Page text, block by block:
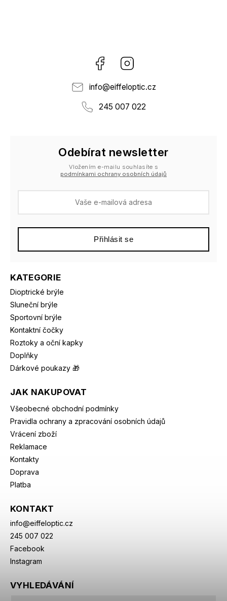
Facebook
info@eiffeloptic.cz
245 007 022
KATEGORIE
Dioptrické brýle
Sluneční brýle
Sportovní brýle
Kontaktní čočky
Roztoky a oční kapky
Doplňky
Dárkové poukazy 🎁
JAK NAKUPOVAT
Všeobecné obchodní podmínky
Pravidla ochrany a zpracování osobních údajů
Vrácení zboží
Reklamace
Kontakty
Doprava
Platba
KONTAKT
info@eiffeloptic.cz
245 007 022
Facebook
Instagram
Odebírat newsletter
Vložením e-mailu souhlasíte s
podmínkami ochrany osobních údajů
Přihlásit se
VYHLEDÁVÁNÍ